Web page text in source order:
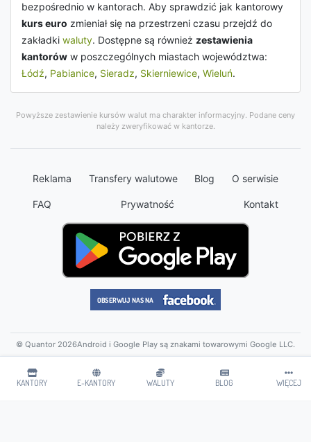
KANTORY E-KANTORY WALUTY BLOG WIĘCEJ
bezpośrednio w kantorach. Aby sprawdzić jak kantorowy
kurs euro zmieniał się na przestrzeni czasu przejdź do
zakładki waluty. Dostępne są również zestawienia
kantorów w poszczególnych miastach województwa:
Łódź, Pabianice, Sieradz, Skierniewice, Wieluń.
Powyższe zestawienie kursów walut ma charakter informacyjny. Podane ceny
należy zweryfikować w kantorze.
Reklama Transfery walutowe Blog O serwisie
FAQ Prywatność Kontakt
© Quantor 2026Android i Google Play są znakami towarowymi Google LLC.